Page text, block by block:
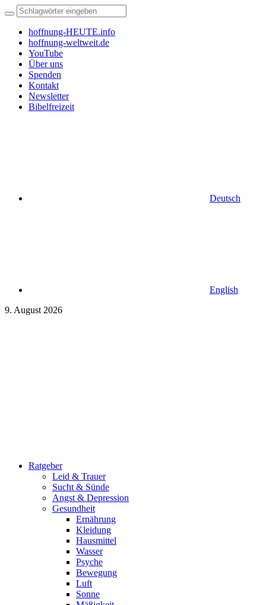
hoffnung-HEUTE.info
hoffnung-weltweit.de
YouTube
Über uns
Spenden
Kontakt
Newsletter
Bibelfreizeit
Deutsch
English
9. August 2026
Ratgeber
Leid & Trauer
Sucht & Sünde
Angst & Depression
Gesundheit
Ernährung
Kleidung
Hausmittel
Wasser
Psyche
Bewegung
Luft
Sonne